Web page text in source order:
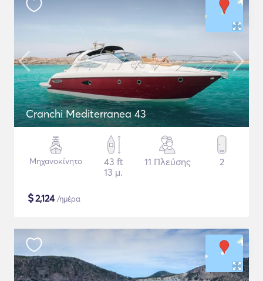
Cranchi Mediterranea 43
Μηχανοκίνητο
43 ft
13 μ.
11 Πλεύσης 2
$2,124/ημέρα